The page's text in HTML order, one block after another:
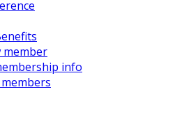
member
info